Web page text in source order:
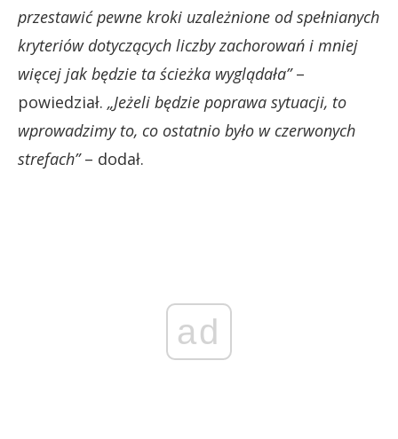
przestawić pewne kroki uzależnione od spełnianych
kryteriów dotyczących liczby zachorowań i mniej
więcej jak będzie ta ścieżka wyglądała”–
powiedział. „Jeżeli będzie poprawa sytuacji, to
wprowadzimy to, co ostatnio było w czerwonych
strefach”– dodał.
ad